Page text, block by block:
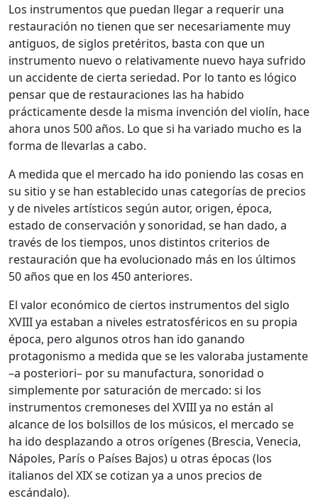
Los instrumentos que puedan llegar a requerir una
restauración no tienen que ser necesariamente muy
antiguos, de siglos pretéritos, basta con que un
instrumento nuevo o relativamente nuevo haya sufrido
un accidente de cierta seriedad. Por lo tanto es lógico
pensar que de restauraciones las ha habido
prácticamente desde la misma invención del violín, hace
ahora unos 500 años. Lo que si ha variado mucho es la
forma de llevarlas a cabo.
A medida que el mercado ha ido poniendo las cosas en
su sitio y se han establecido unas categorías de precios
y de niveles artísticos según autor, origen, época,
estado de conservación y sonoridad, se han dado, a
través de los tiempos, unos distintos criterios de
restauración que ha evolucionado más en los últimos
50 años que en los 450 anteriores.
El valor económico de ciertos instrumentos del siglo
XVIII ya estaban a niveles estratosféricos en su propia
época, pero algunos otros han ido ganando
protagonismo a medida que se les valoraba justamente
–a posteriori– por su manufactura, sonoridad o
simplemente por saturación de mercado: si los
instrumentos cremoneses del XVIII ya no están al
alcance de los bolsillos de los músicos, el mercado se
ha ido desplazando a otros orígenes (Brescia, Venecia,
Nápoles, París o Países Bajos) u otras épocas (los
italianos del XIX se cotizan ya a unos precios de
escándalo).